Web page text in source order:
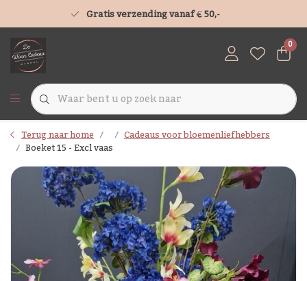
Gratis verzending vanaf € 50,-
0
Terug naar home Cadeaus voor bloemenliefhebbers
Boeket 15 - Excl vaas